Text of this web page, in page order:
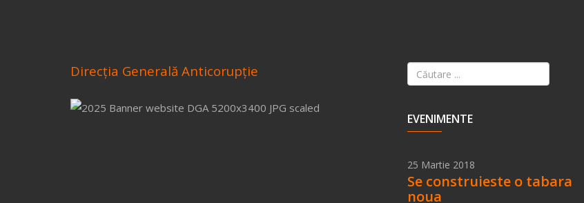
Direcţia Generală Anticorupţie
EVENIMENTE
25 Martie 2018
Se construieste o tabara
noua